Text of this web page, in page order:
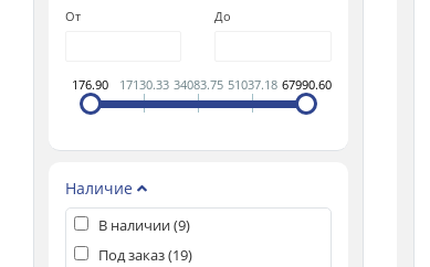
От До
176.90 17130.33 34083.75 51037.18 67990.60
Наличие
В наличии (9)
Под заказ (19)